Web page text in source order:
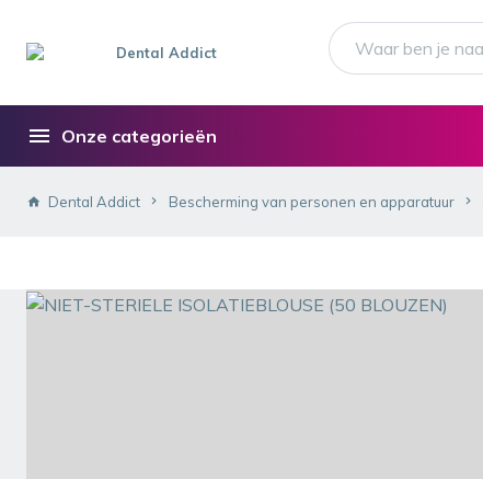
Onze categorieën
Dental Addict Bescherming van personen en apparatuur